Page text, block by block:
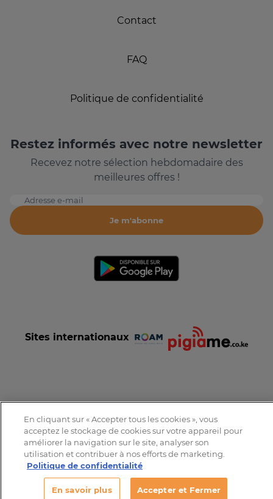
Contact
FAQ
Politique de confidentialité
Restez informés avec notre newsletter
Recevez notre sélection hebdomadaire des
meilleures offres !
Adresse e-mail
Je m'abonne
Sites internationaux
Tous droits réservés © 2016-2026 Expat-Dakar
En cliquant sur « Accepter tous les cookies », vous
acceptez le stockage de cookies sur votre appareil pour
améliorer la navigation sur le site, analyser son
utilisation et contribuer à nos efforts de marketing.
Politique de confidentialité
En savoir plus Accepter et Fermer